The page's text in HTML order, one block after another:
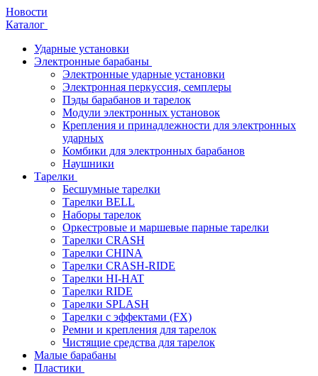
Новости
Каталог
Ударные установки
Электронные барабаны
Электронные ударные установки
Электронная перкуссия, семплеры
Пэды барабанов и тарелок
Модули электронных установок
Крепления и принадлежности для электронных
ударных
Комбики для электронных барабанов
Наушники
Тарелки
Бесшумные тарелки
Тарелки BELL
Наборы тарелок
Оркестровые и маршевые парные тарелки
Тарелки CRASH
Тарелки CHINA
Тарелки CRASH-RIDE
Тарелки HI-HAT
Тарелки RIDE
Тарелки SPLASH
Тарелки с эффектами (FX)
Ремни и крепления для тарелок
Чистящие средства для тарелок
Малые барабаны
Пластики